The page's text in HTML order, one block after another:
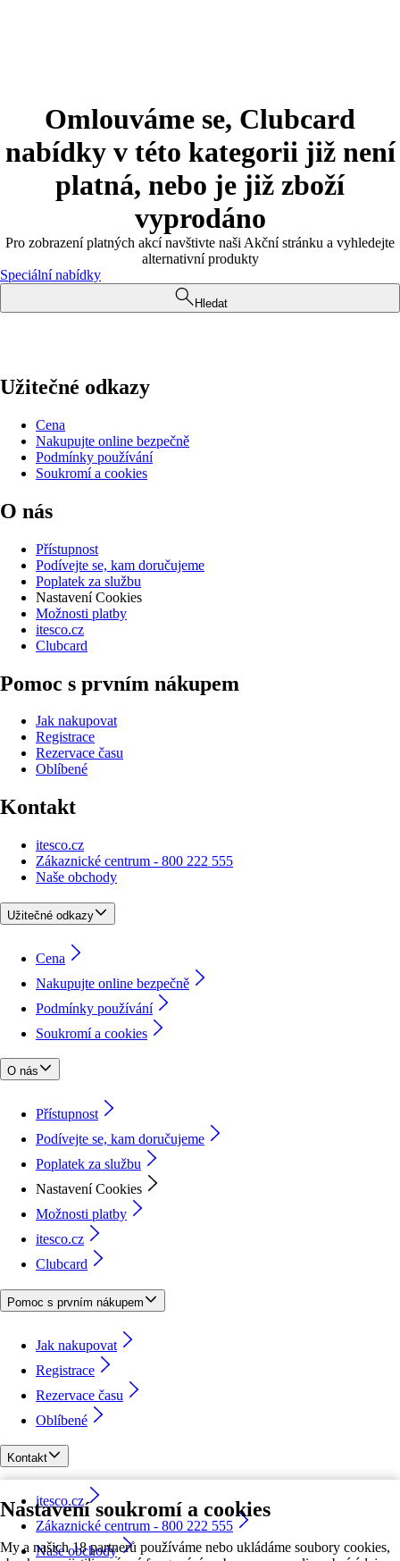
Nastavení soukromí a cookies
My a našich 18 partnerů používáme nebo ukládáme soubory cookies,
Omlouváme se, Clubcard
nabídky v této kategorii již není
platná, nebo je již zboží
vyprodáno
Pro zobrazení platných akcí navštivte naši Akční stránku a vyhledejte
alternativní produkty
Speciální nabídky
Hledat
Užitečné odkazy
Cena
Nakupujte online bezpečně
Podmínky používání
Soukromí a cookies
O nás
Přístupnost
Podívejte se, kam doručujeme
Poplatek za službu
Nastavení Cookies
Možnosti platby
itesco.cz
Clubcard
Pomoc s prvním nákupem
Jak nakupovat
Registrace
Rezervace času
Oblíbené
Kontakt
itesco.cz
Zákaznické centrum - 800 222 555
Naše obchody
Užitečné odkazy
Cena
Nakupujte online bezpečně
Podmínky používání
Soukromí a cookies
O nás
Přístupnost
Podívejte se, kam doručujeme
Poplatek za službu
Nastavení Cookies
Možnosti platby
itesco.cz
Clubcard
Pomoc s prvním nákupem
Jak nakupovat
Registrace
Rezervace času
Oblíbené
Kontakt
itesco.cz
Zákaznické centrum - 800 222 555
Naše obchody